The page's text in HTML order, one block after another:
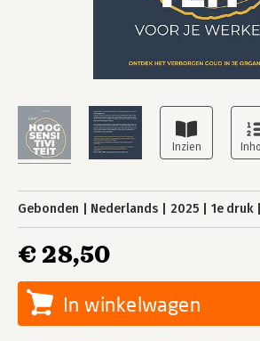
Gebonden Nederlands 2025 1e druk
€ 28,50
In winkelwagen